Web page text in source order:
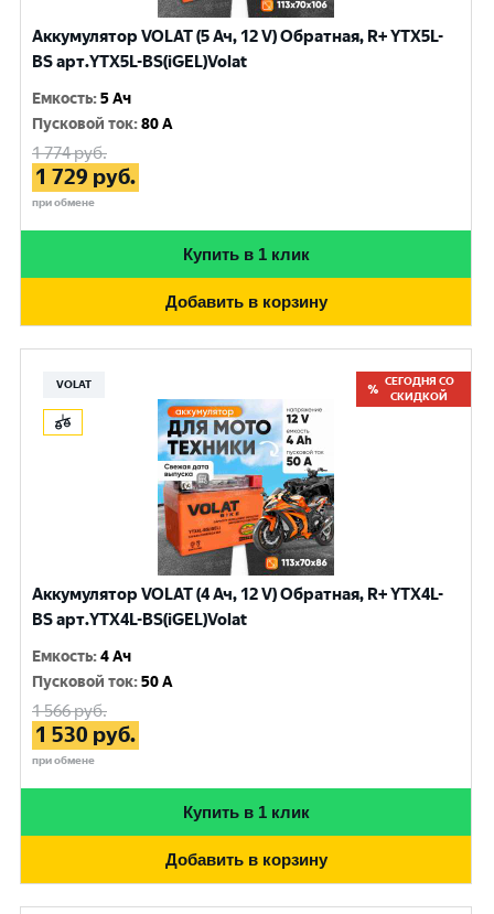
Аккумулятор VOLAT (5 Ач, 12 V) Обратная, R+ YTX5L-
BS арт.YTX5L-BS(iGEL)Volat
Емкость:5 Ач
Пусковой ток:80 A
1 774руб.
1 729 руб.
при обмене
Купить в 1 клик
Добавить в корзину
VOLAT
СЕГОДНЯ СО
СКИДКОЙ
Аккумулятор VOLAT (4 Ач, 12 V) Обратная, R+ YTX4L-
BS арт.YTX4L-BS(iGEL)Volat
Емкость:4 Ач
Пусковой ток:50 A
1 566руб.
1 530 руб.
при обмене
Купить в 1 клик
Добавить в корзину